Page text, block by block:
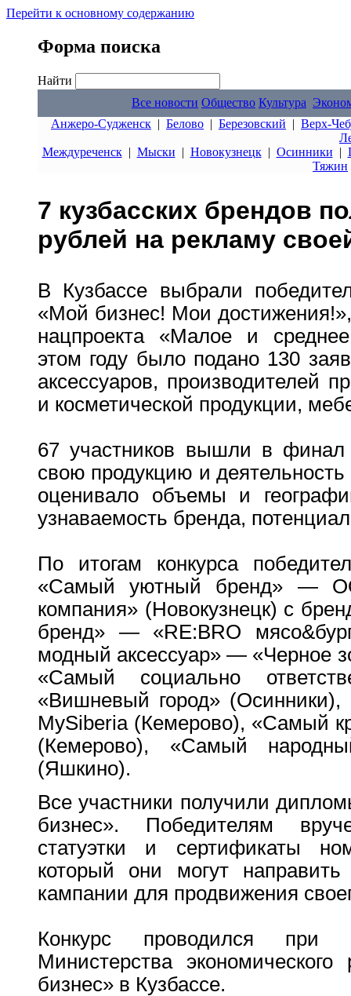
Перейти к основному содержанию
Форма поиска
Найти
Все новости Общество Культура
Анжеро-Судженск | Белово | Березовский | Верх-
Междуреченск| Мыски | Новокузнецк| Осинники |
Тяжин
7 кузбасских брендов
рублей на рекламу
В Кузбассе выбрали
«Мой бизнес! Мои
нацпроекта «Малое и
этом году было подано 130
аксессуаров, производителей
и косметической продукции,
67 участников вышли в финал
свою продукцию и
оценивало объемы и
узнаваемость бренда,
По итогам конкурса
«Самый уютный бренд» —
компания» (Новокузнецк) с
бренд» — «RE:BRO
модный аксессуар» — «Черное
«Самый социально
«Вишневый город»
MySiberia (Кемерово), «Самый
(Кемерово), «Самый
(Яшкино).
Все участники получили
бизнес». Победителям
статуэтки и сертификаты
который они могут
кампании для продвижения
Конкурс проводился при
Министерства
бизнес» в Кузбассе.